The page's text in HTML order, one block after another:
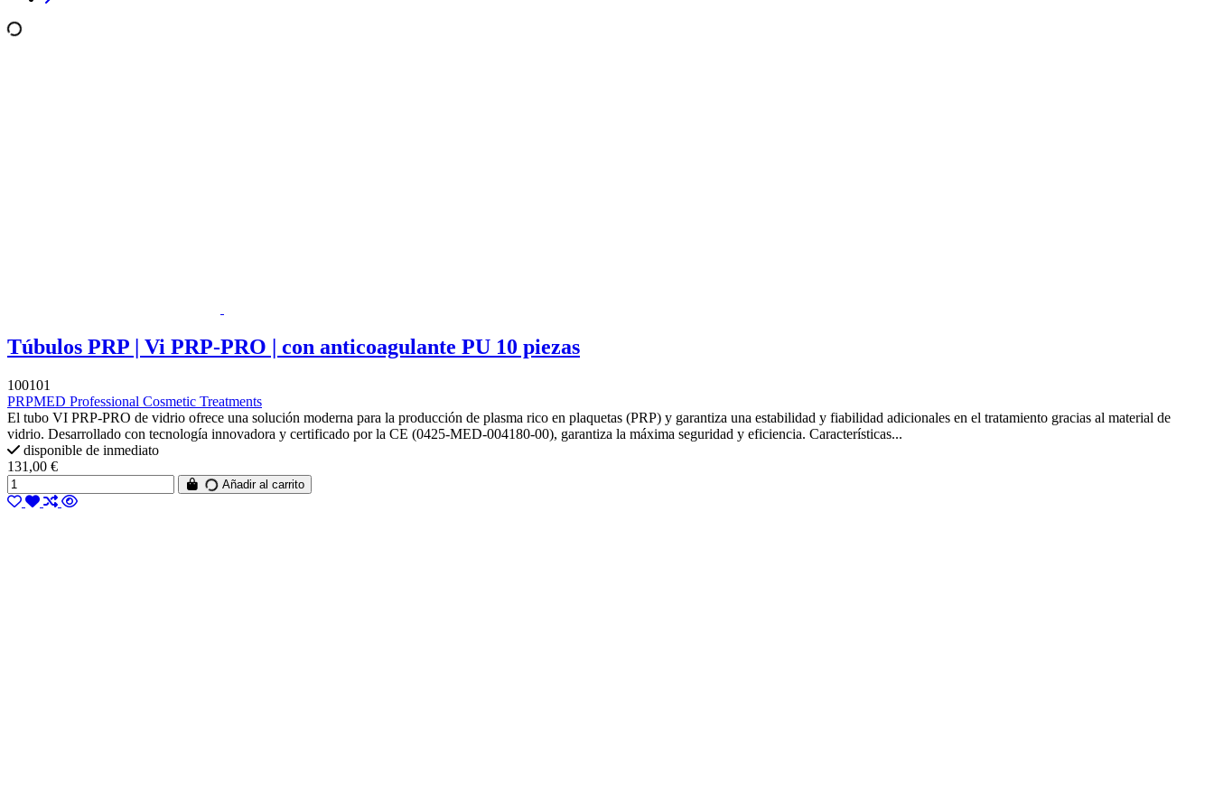
Túbulos PRP | Vi PRP-PRO | con anticoagulante PU 10 piezas
100101
PRPMED Professional Cosmetic Treatments
El tubo VI PRP-PRO de vidrio ofrece una solución moderna para la producción de plasma rico en plaquetas (PRP) y garantiza una estabilidad y fiabilidad adicionales en el tratamiento gracias al material de
vidrio. Desarrollado con tecnología innovadora y certificado por la CE (0425-MED-004180-00), garantiza la máxima seguridad y eficiencia. Características...
disponible de inmediato
131,00 €
Añadir al carrito